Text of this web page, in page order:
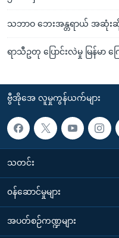
သဘာဝ ဘေးအန္တရာယ် အဆုံးဆိုး
ရာသီဥတု ပြောင်းလဲမှု မြန်မာ
ဗွီအိုအေ လူမှုကွန်ယက်များ
သတင်း
၀န်ဆောင်မှုများ
အပတ်စဉ်ကဏ္ဍများ